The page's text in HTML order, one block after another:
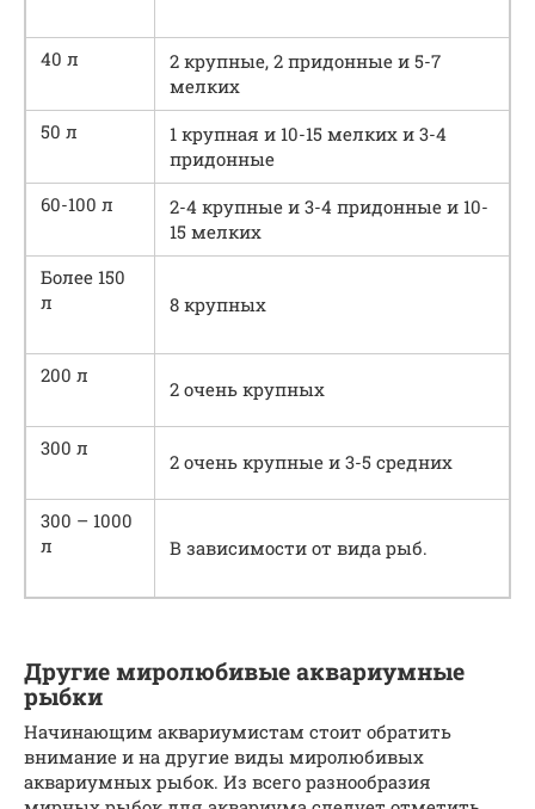
40 л
2 крупные, 2 придонные и 5-7
мелких
50 л
1 крупная и 10-15 мелких и 3-4
придонные
60-100 л
2-4 крупные и 3-4 придонные и 10-
15 мелких
Более 150
л
8 крупных
200 л
2 очень крупных
300 л
2 очень крупные и 3-5 средних
300 – 1000
л
В зависимости от вида рыб.
Другие миролюбивые аквариумные
рыбки
Начинающим аквариумистам стоит обратить
внимание и на другие виды миролюбивых
аквариумных рыбок. Из всего разнообразия